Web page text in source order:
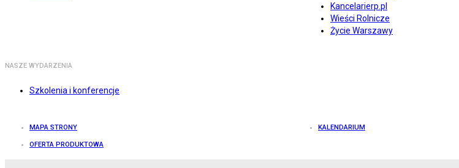
Kancelarierp.pl
Wieści Rolnicze
Życie Warszawy
NASZE WYDARZENIA
Szkolenia i konferencje
MAPA STRONY KALENDARIUM
OFERTA PRODUKTOWA